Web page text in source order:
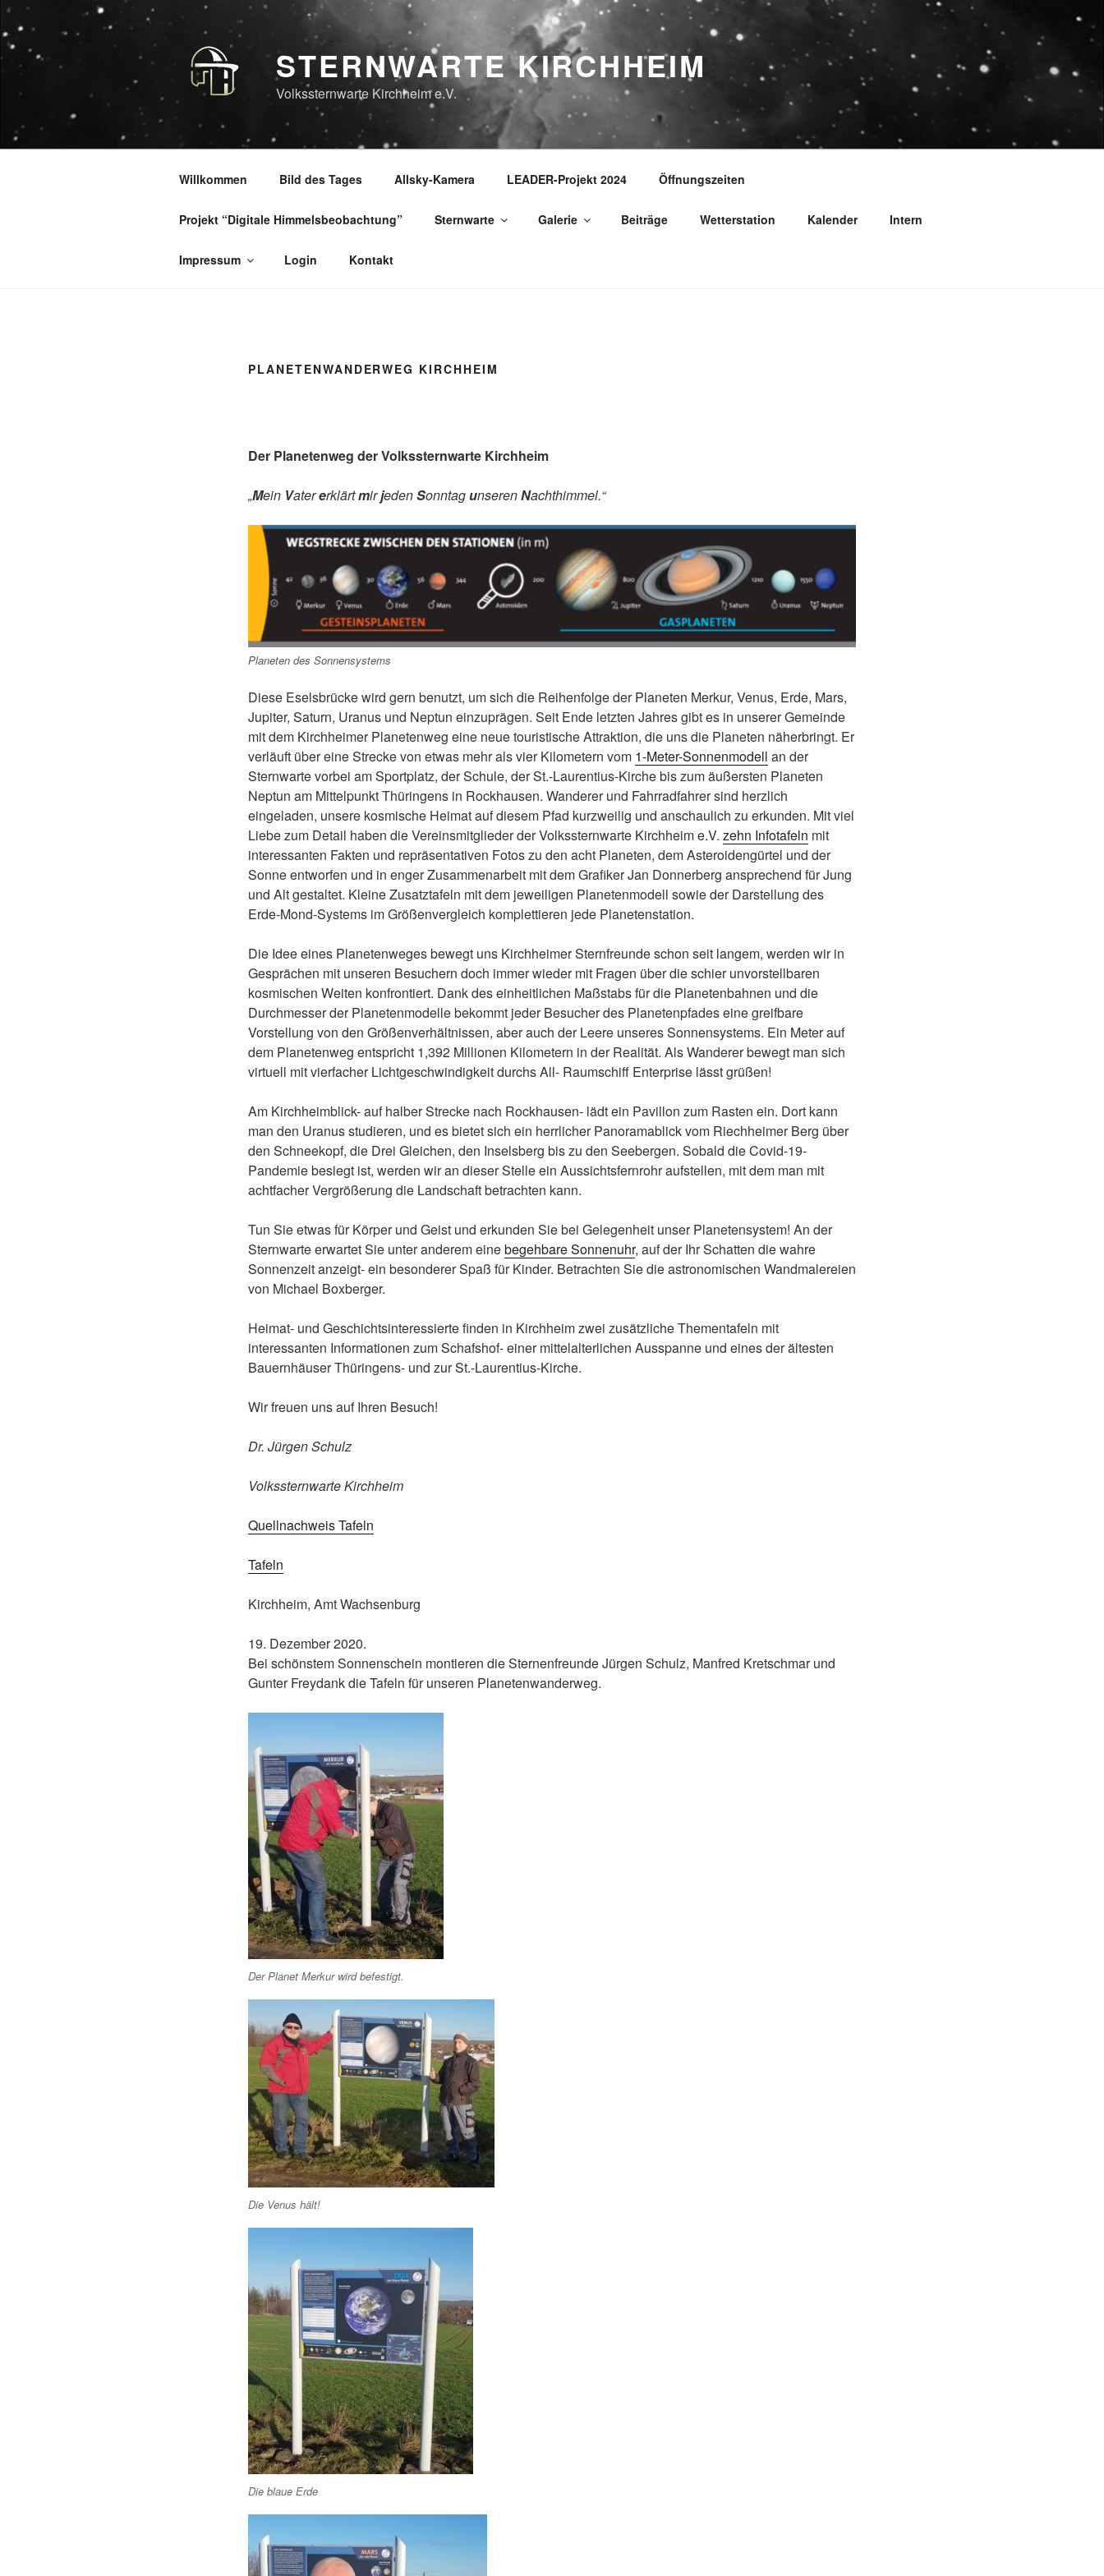
Zum
Inhalt
springen
STERNWARTE KIRCHHEIM
Volkssternwarte Kirchheim e.V.
Willkommen Bild des Tages Allsky-Kamera LEADER-Projekt 2024 Öffnungszeiten
Projekt “Digitale Himmelsbeobachtung” Sternwarte Galerie Beiträge Wetterstation Kalender Intern
Impressum Login Kontakt
PLANETENWANDERWEG KIRCHHEIM
Der Planetenweg der Volkssternwarte Kirchheim
„Mein VatererklärtmirjedenSonntagunserenNachthimmel.“
Planeten des Sonnensystems
Diese Eselsbrücke wird gern benutzt, um sich die Reihenfolge der Planeten Merkur, Venus, Erde, Mars,
Jupiter, Saturn, Uranus und Neptun einzuprägen. Seit Ende letzten Jahres gibt es in unserer Gemeinde
mit dem Kirchheimer Planetenweg eine neue touristische Attraktion, die uns die Planeten näherbringt. Er
verläuft über eine Strecke von etwas mehr als vier Kilometern vom 1-Meter-Sonnenmodell an der
Sternwarte vorbei am Sportplatz, der Schule, der St.-Laurentius-Kirche bis zum äußersten Planeten
Neptun am Mittelpunkt Thüringens in Rockhausen. Wanderer und Fahrradfahrer sind herzlich
eingeladen, unsere kosmische Heimat auf diesem Pfad kurzweilig und anschaulich zu erkunden. Mit viel
Liebe zum Detail haben die Vereinsmitglieder der Volkssternwarte Kirchheim e.V. zehn Infotafeln mit
interessanten Fakten und repräsentativen Fotos zu den acht Planeten, dem Asteroidengürtel und der
Sonne entworfen und in enger Zusammenarbeit mit dem Grafiker Jan Donnerberg ansprechend für Jung
und Alt gestaltet. Kleine Zusatztafeln mit dem jeweiligen Planetenmodell sowie der Darstellung des
Erde-Mond-Systems im Größenvergleich komplettieren jede Planetenstation.
Die Idee eines Planetenweges bewegt uns Kirchheimer Sternfreunde schon seit langem, werden wir in
Gesprächen mit unseren Besuchern doch immer wieder mit Fragen über die schier unvorstellbaren
kosmischen Weiten konfrontiert. Dank des einheitlichen Maßstabs für die Planetenbahnen und die
Durchmesser der Planetenmodelle bekommt jeder Besucher des Planetenpfades eine greifbare
Vorstellung von den Größenverhältnissen, aber auch der Leere unseres Sonnensystems. Ein Meter auf
dem Planetenweg entspricht 1,392 Millionen Kilometern in der Realität. Als Wanderer bewegt man sich
virtuell mit vierfacher Lichtgeschwindigkeit durchs All- Raumschiff Enterprise lässt grüßen!
Am Kirchheimblick- auf halber Strecke nach Rockhausen- lädt ein Pavillon zum Rasten ein. Dort kann
man den Uranus studieren, und es bietet sich ein herrlicher Panoramablick vom Riechheimer Berg über
den Schneekopf, die Drei Gleichen, den Inselsberg bis zu den Seebergen. Sobald die Covid-19-
Pandemie besiegt ist, werden wir an dieser Stelle ein Aussichtsfernrohr aufstellen, mit dem man mit
achtfacher Vergrößerung die Landschaft betrachten kann.
Tun Sie etwas für Körper und Geist und erkunden Sie bei Gelegenheit unser Planetensystem! An der
Sternwarte erwartet Sie unter anderem einebegehbare Sonnenuhr, auf der Ihr Schatten die wahre
Sonnenzeit anzeigt- ein besonderer Spaß für Kinder. Betrachten Sie die astronomischen Wandmalereien
von Michael Boxberger.
Heimat- und Geschichtsinteressierte finden in Kirchheim zwei zusätzliche Thementafeln mit
interessanten Informationen zum Schafshof- einer mittelalterlichen Ausspanne und eines der ältesten
Bauernhäuser Thüringens- und zur St.-Laurentius-Kirche.
Wir freuen uns auf Ihren Besuch!
Dr. Jürgen Schulz
Volkssternwarte Kirchheim
Quellnachweis Tafeln
Tafeln
Kirchheim, Amt Wachsenburg
19. Dezember 2020.
Bei schönstem Sonnenschein montieren die Sternenfreunde Jürgen Schulz, Manfred Kretschmar und
Gunter Freydank die Tafeln für unseren Planetenwanderweg.
Der Planet Merkur wird befestigt.
Die Venus hält!
Die blaue Erde